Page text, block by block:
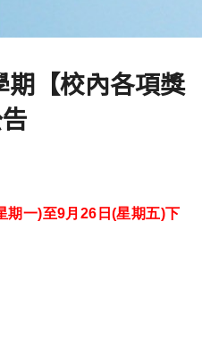
)
規及檔案下載)
【校內各項獎
期一)至9月26日(星期五)下